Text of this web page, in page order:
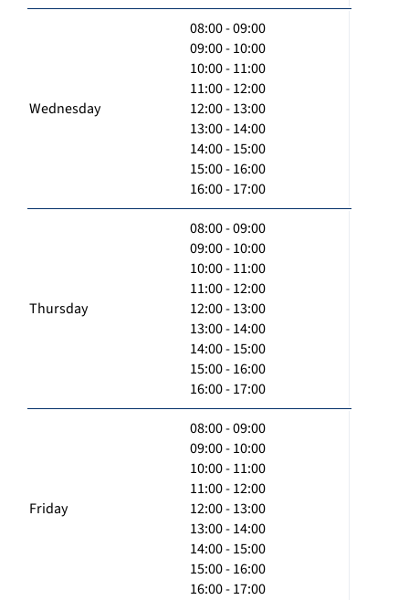
Wednesday
08:00 - 09:00
09:00 - 10:00
10:00 - 11:00
11:00 - 12:00
12:00 - 13:00
13:00 - 14:00
14:00 - 15:00
15:00 - 16:00
16:00 - 17:00
Thursday
08:00 - 09:00
09:00 - 10:00
10:00 - 11:00
11:00 - 12:00
12:00 - 13:00
13:00 - 14:00
14:00 - 15:00
15:00 - 16:00
16:00 - 17:00
Friday
08:00 - 09:00
09:00 - 10:00
10:00 - 11:00
11:00 - 12:00
12:00 - 13:00
13:00 - 14:00
14:00 - 15:00
15:00 - 16:00
16:00 - 17:00